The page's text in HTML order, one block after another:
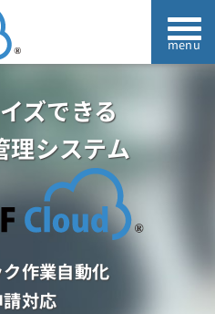
ズできる
理システム
作業自動化
対応